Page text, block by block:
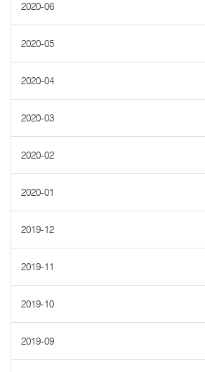
2020-06
2020-05
2020-04
2020-03
2020-02
2020-01
2019-12
2019-11
2019-10
2019-09